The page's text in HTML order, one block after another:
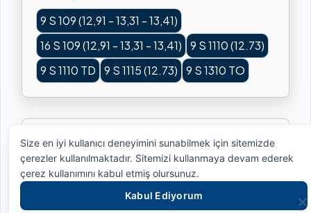
9 S 109 (12,91 - 13,31 - 13,41)
16 S 109 (12,91 - 13,31 - 13,41)
9 S 1110 (12.73)
9 S 1110 TD
9 S 1115 (12.73) 9 S 1310 TO
Kullanılan Araçlar
BMC FORD MAN RENAULT
Size en iyi kullanıcı deneyimini sunabilmek için sitemizde
çerezler kullanılmaktadır. Sitemizi kullanmaya devam ederek
çerez kullanımını kabul etmiş olursunuz.
Kabul Ediyorum